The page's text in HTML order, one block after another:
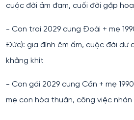
cuộc đời ảm đạm, cuối đời gặp
- Con trai 2029 cung Đoài + mẹ
Đức): gia đình êm ấm, cuộc đời dư
khăng khít
- Con gái 2029 cung Cấn + mẹ
mẹ con hòa thuận, công việc nhàn